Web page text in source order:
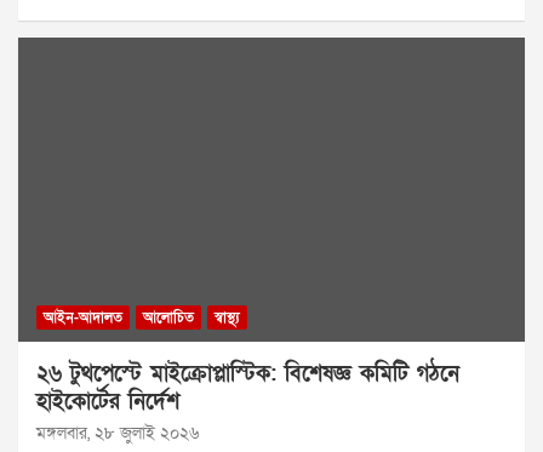
আইন-আদালত আলোচিত স্বাস্থ্য
২৬ টুথপেস্টে মাইক্রোপ্লাস্টিক: বিশেষজ্ঞ কমিটি গঠনে
হাইকোর্টের নির্দেশ
মঙ্গলবার, ২৮ জুলাই ২০২৬